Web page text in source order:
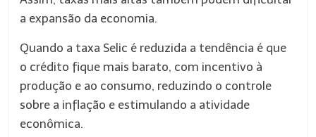
a expansão da economia.
Quando a taxa Selic é reduzida a tendência é que
o crédito fique mais barato, com incentivo à
produção e ao consumo, reduzindo o controle
sobre a inflação e estimulando a atividade
econômica.